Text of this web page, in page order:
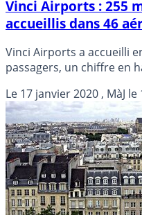
Vinci Airports : 255
accueillis dans 46
Vinci Airports a accueilli
passagers, un chiffre en
progression dans ceux de
(+16,6%), a-t-il annoncé
Le 17 janvier 2020, MàJ le